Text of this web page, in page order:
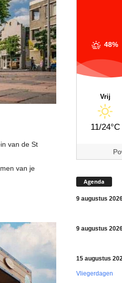
van de St
van je
48%
Vrij
11/24°C
Agenda
9 augustus
9 augustus
15 augustus
Vliegerdagen